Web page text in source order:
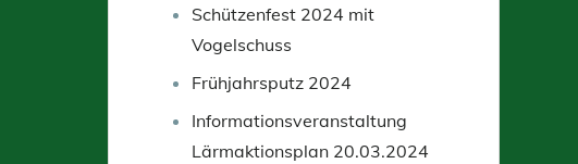
Schützenfest 2024 mit
Vogelschuss
Frühjahrsputz 2024
Informationsveranstaltung
Lärmaktionsplan 20.03.2024